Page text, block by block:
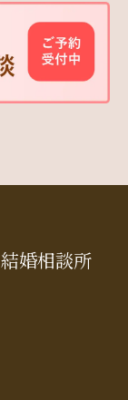
結婚相談所